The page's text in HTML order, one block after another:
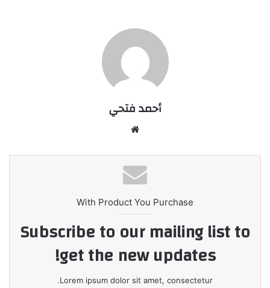
أحمد فتحي
With Product You Purchase
Subscribe to our mailing list to
get the new updates!
Lorem ipsum dolor sit amet, consectetur.